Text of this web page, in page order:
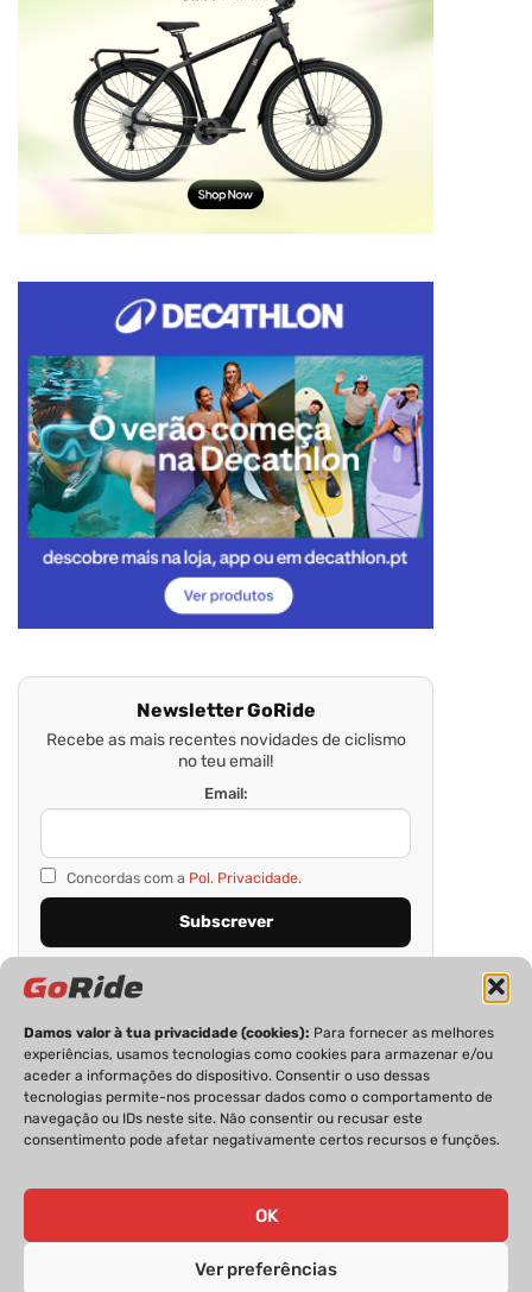
Damos valor à tua privacidade (cookies): Para fornecer as melhores
experiências, usamos tecnologias como cookies para armazenar e/ou
aceder a informações do dispositivo. Consentir o uso dessas
tecnologias permite-nos processar dados como o comportamento de
navegação ou IDs neste site. Não consentir ou recusar este
consentimento pode afetar negativamente certos recursos e funções.
OK
Ver preferências
Newsletter GoRide
Recebe as mais recentes novidades de ciclismo
no teu email!
Email:
Concordas com a Pol. Privacidade.
PRIVACIDADE FICHA TÉCNICA
ESTATUTO EDITORIAL